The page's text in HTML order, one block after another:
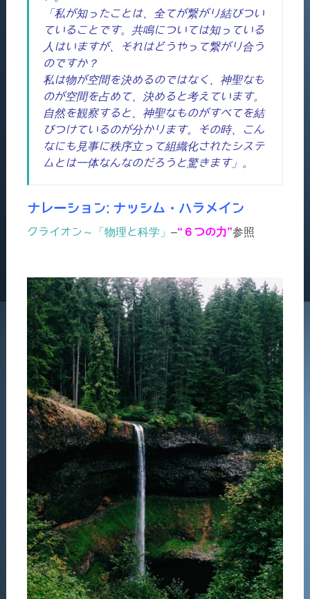
「私が知ったことは、全てが繋がり結びつい
ていることです。共鳴については知っている
人はいますが、それはどうやって繋がり合う
のですか？
私は物が空間を決めるのではなく、神聖なも
のが空間を占めて、決めると考えています。
自然を観察すると、神聖なものがすべてを結
びつけているのが分かります。その時、こん
なにも見事に秩序立って組織化されたシステ
ムとは一体なんなのだろうと驚きます」。
ナレーション: ナッシム・ハラメイン
クライオン～「物理と科学」 –“６つの力”参照